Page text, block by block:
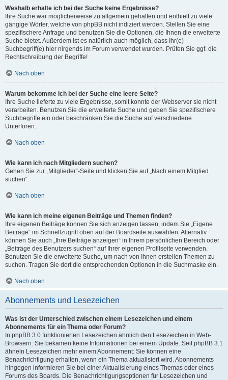
Weshalb erhalte ich bei der Suche keine Ergebnisse?
Ihre Suche war möglicherweise zu allgemein gehalten und enthielt zu viele
gängige Wörter, welche von phpBB nicht indiziert werden. Stellen Sie eine
spezifischere Anfrage und benutzen Sie die Optionen, die Ihnen die erweiterte
Suche bietet. Außerdem ist es natürlich auch möglich, dass Ihr(e)
Suchbegriff(e) hier nirgends im Forum verwendet wurden. Prüfen Sie ggf. die
Rechtschreibung der Begriffe!
Nach oben
Warum bekomme ich bei der Suche eine leere Seite?
Ihre Suche lieferte zu viele Ergebnisse, somit konnte der Webserver sie nicht
verarbeiten. Benutzen Sie die erweiterte Suche und geben Sie spezifischere
Suchbegriffe ein oder beschränken Sie die Suche auf verschiedene
Unterforen.
Nach oben
Wie kann ich nach Mitgliedern suchen?
Gehen Sie zur „Mitglieder“-Seite und klicken Sie auf „Nach einem Mitglied
suchen“.
Nach oben
Wie kann ich meine eigenen Beiträge und Themen finden?
Ihre eigenen Beiträge können Sie sich anzeigen lassen, indem Sie „Eigene
Beiträge“ im Schnellzugriff oben auf der Boardseite auswählen. Alternativ
können Sie auch „Ihre Beiträge anzeigen“ in Ihrem persönlichen Bereich oder
„Beiträge des Benutzers suchen“ auf Ihrer eigenen Profilseite verwenden.
Benutzen Sie die erweiterte Suche, um nach von Ihnen erstellen Themen zu
suchen. Tragen Sie dort die entsprechenden Optionen in die Suchmaske ein.
Nach oben
Abonnements und Lesezeichen
Was ist der Unterschied zwischen einem Lesezeichen und einem
Abonnements für ein Thema oder Forum?
In phpBB 3.0 funktionierten Lesezeichen ähnlich den Lesezeichen in Web-
Browsern: Sie bekamen keine Informationen bei einem Update. Seit phpBB 3.1
ähneln Lesezeichen mehr einem Abonnement: Sie können eine
Benachrichtigung erhalten, wenn ein Thema aktualisiert wird. Abonnements
hingegen informieren Sie bei einer Aktualisierung eines Themas oder eines
Forums des Boards. Die Benachrichtigungsoptionen für Lesezeichen und